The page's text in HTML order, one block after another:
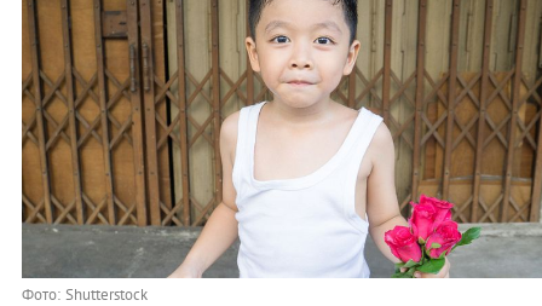
Фото: Shutterstock